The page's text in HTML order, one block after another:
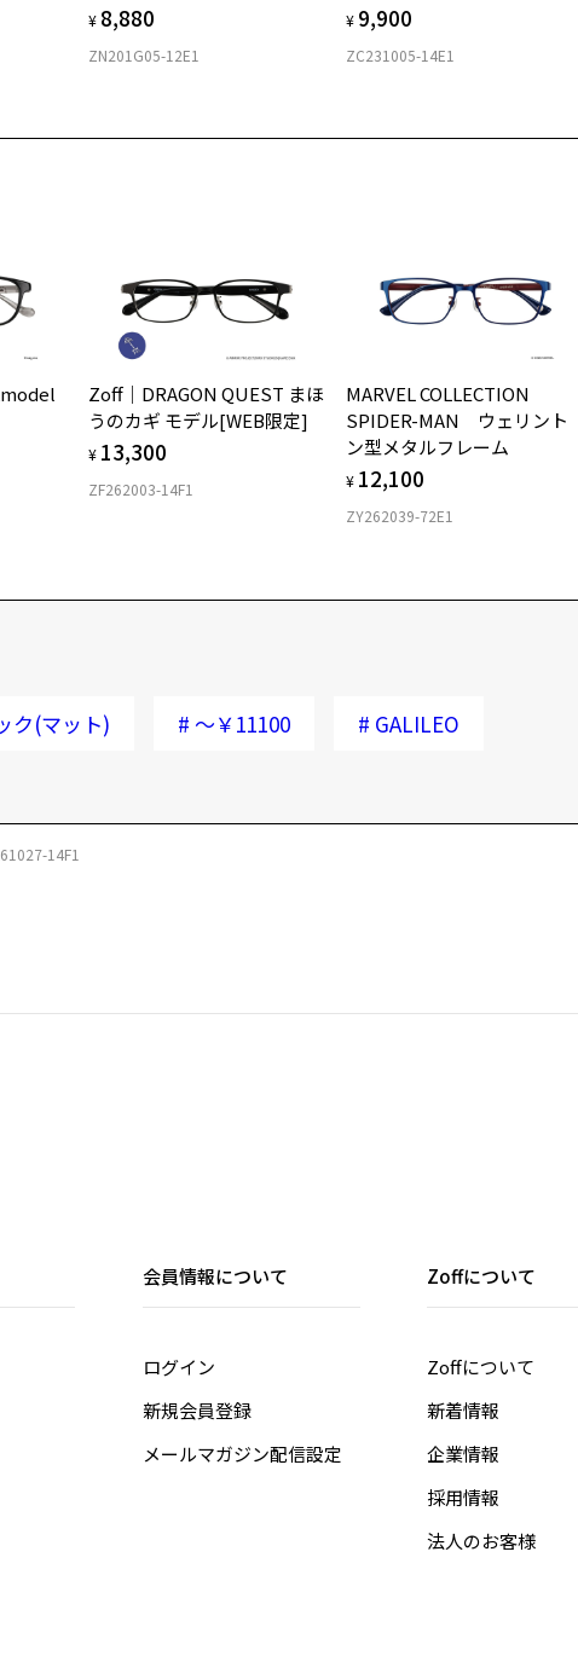
¥ 8,880
ZN201G05-12E1
¥ 9,900
ZC231005-14E1
Zoff｜DRAGON QUEST まほ
うのカギ モデル[WEB限定]
¥ 13,300
ZF262003-14F1
MARVEL COLLECTION
SPIDER-MAN ウェリント
ン型メタルフレーム
¥ 12,100
ZY262039-72E1
ク(マット) # ～￥11100 # GALILEO
14F1
会員情報について
ログイン
新規会員登録
メールマガジン配信設定
Zoffについて
Zoffについて
新着情報
企業情報
採用情報
法人のお客様